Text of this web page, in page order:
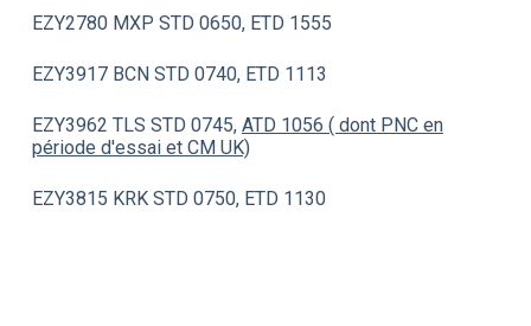
EZY2780 MXP STD 0650, ETD 1555
EZY3917 BCN STD 0740, ETD 1113
EZY3962 TLS STD 0745, ATD 1056 ( dont PNC en
période d'essai et CM UK)
EZY3815 KRK STD 0750, ETD 1130